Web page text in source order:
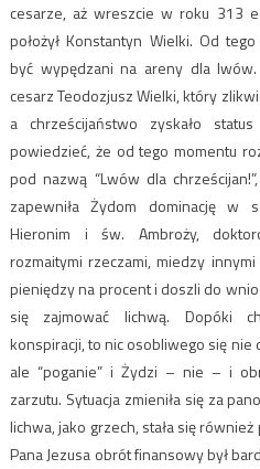
cesarze, aż wreszcie w roku 313
położył Konstantyn Wielki. Od
być wypędzani na areny dla
cesarz Teodozjusz Wielki, który
a chrześcijaństwo zyskało
powiedzieć, że od tego momentu
pod nazwą “Lwów dla
zapewniła Żydom dominację w
Hieronim i św. Ambroży,
rozmaitymi rzeczami, miedzy
pieniędzy na procent i doszli do
się zajmować lichwą. Dopóki
konspiracji, to nic osobliwego się nie
ale “poganie” i Żydzi – nie – i
zarzutu. Sytuacja zmieniła się za
lichwa, jako grzech, stała się
Pana Jezusa obrót finansowy był